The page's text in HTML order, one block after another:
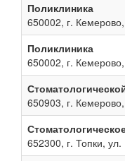
Поликлиника
650002, г.
Поликлиника
650002, г.
650903, г.
652300, г. Топки,